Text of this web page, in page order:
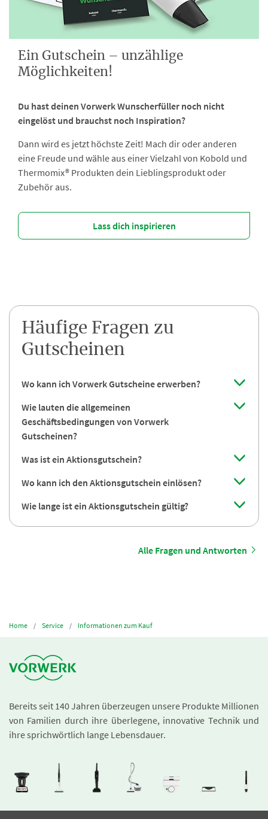
Ein Gutschein – unzählige
Möglichkeiten!
Du hast deinen Vorwerk Wunscherfüller noch nicht
eingelöst und brauchst noch Inspiration?
Dann wird es jetzt höchste Zeit! Mach dir oder anderen
eine Freude und wähle aus einer Vielzahl von Kobold und
Thermomix® Produkten dein Lieblingsprodukt oder
Zubehör aus.
Lass dich inspirieren
Häufige Fragen zu
Gutscheinen
Wo kann ich Vorwerk Gutscheine erwerben?
Wie lauten die allgemeinen
Geschäftsbedingungen von Vorwerk
Gutscheinen?
Was ist ein Aktionsgutschein?
Wo kann ich den Aktionsgutschein einlösen?
Wie lange ist ein Aktionsgutschein gültig?
Alle Fragen und Antworten
Home Service Informationen zum Kauf
Bereits seit 140 Jahren überzeugen unsere Produkte Millionen
von Familien durch ihre überlegene, innovative Technik und
ihre sprichwörtlich lange Lebensdauer.